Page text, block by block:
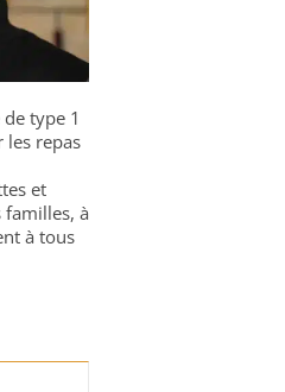
type 1
les repas
et
à
à tous